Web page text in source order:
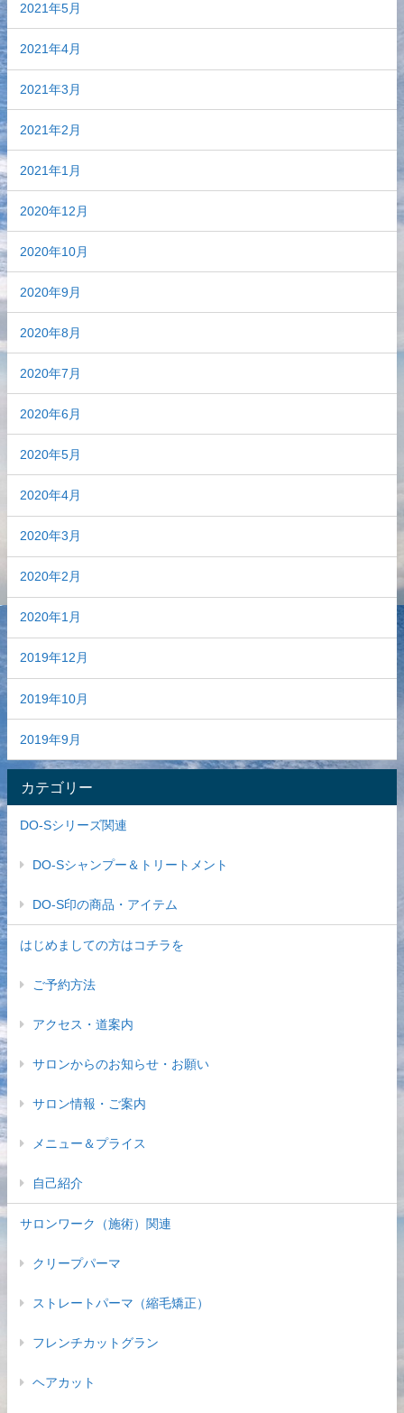
2021年5月
2021年4月
2021年3月
2021年2月
2021年1月
2020年12月
2020年10月
2020年9月
2020年8月
2020年7月
2020年6月
2020年5月
2020年4月
2020年3月
2020年2月
2020年1月
2019年12月
2019年10月
2019年9月
カテゴリー
DO-Sシリーズ関連
DO-Sシャンプー＆トリートメント
DO-S印の商品・アイテム
はじめましての方はコチラを
ご予約方法
アクセス・道案内
サロンからのお知らせ・お願い
サロン情報・ご案内
メニュー＆プライス
自己紹介
サロンワーク（施術）関連
クリープパーマ
ストレートパーマ（縮毛矯正）
フレンチカットグラン
ヘアカット